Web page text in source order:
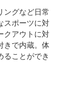
ングなど日常
スポーツに対
クアウトに対
きで内蔵。体
ることができ